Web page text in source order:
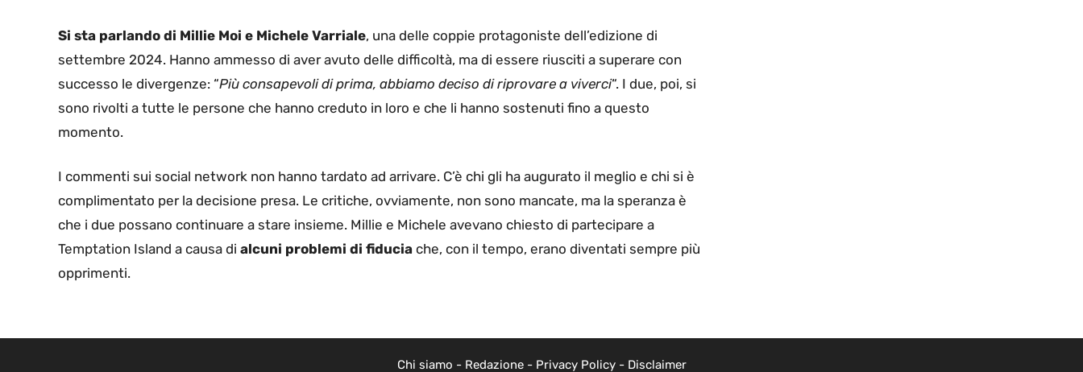
Si sta parlando di Millie Moi e Michele Varriale, una delle coppie protagoniste dell’edizione di
settembre 2024. Hanno ammesso di aver avuto delle difficoltà, ma di essere riusciti a superare con
successo le divergenze: “Più consapevoli di prima, abbiamo deciso di riprovare a viverci“. I due, poi, si
sono rivolti a tutte le persone che hanno creduto in loro e che li hanno sostenuti fino a questo
momento.
I commenti sui social network non hanno tardato ad arrivare. C’è chi gli ha augurato il meglio e chi si è
complimentato per la decisione presa. Le critiche, ovviamente, non sono mancate, ma la speranza è
che i due possano continuare a stare insieme. Millie e Michele avevano chiesto di partecipare a
Temptation Island a causa di alcuni problemi di fiducia che, con il tempo, erano diventati sempre più
opprimenti.
Chi siamo - Redazione- Privacy Policy- Disclaimer